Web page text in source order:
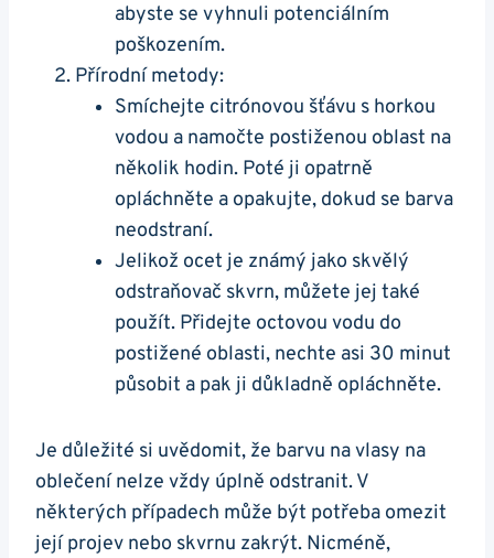
abyste se vyhnuli potenciálním
poškozením.
Přírodní metody:
Smíchejte citrónovou šťávu s horkou
vodou a namočte postiženou oblast na
několik hodin. Poté ji opatrně
opláchněte a opakujte, dokud se barva
neodstraní.
Jelikož ocet je známý jako skvělý
odstraňovač skvrn, můžete jej také
použít. Přidejte octovou vodu do
postižené oblasti, nechte asi 30 minut
působit a pak ji důkladně opláchněte.
Je důležité si uvědomit, že barvu na vlasy na
oblečení nelze vždy úplně odstranit. V
některých případech může být potřeba omezit
její projev nebo skvrnu zakrýt. Nicméně,